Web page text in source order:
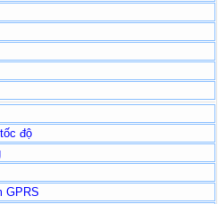
độ
GPRS